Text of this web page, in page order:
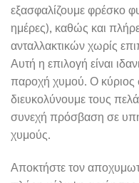
εξασφαλίζουμε φρέσκο
ημέρες), καθώς και
ανταλλακτικών χωρίς
Αυτή η επιλογή είναι
παροχή χυμού. Ο κύριος
διευκολύνουμε τους
συνεχή πρόσβαση σε
χυμούς.
Αποκτήστε τον